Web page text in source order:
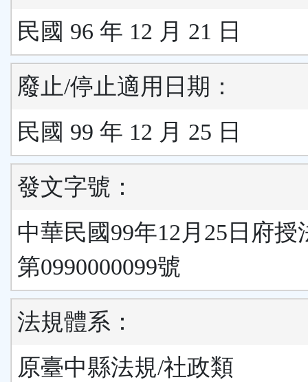
民國 96 年 12 月 21 日
廢止/停止適用日期：
民國 99 年 12 月 25 日
發文字號：
中華民國99年12月25日府授
第0990000099號
法規體系：
原臺中縣法規/社政類